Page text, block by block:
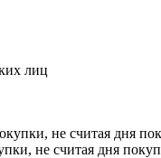
лиц
не считая дня
не считая дня